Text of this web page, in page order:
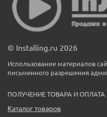
© Installing.ru 2026
Использование материалов
письменного разрешения
ПОЛУЧЕНИЕ ТОВАРА И ОПЛАТА
Каталог товаров